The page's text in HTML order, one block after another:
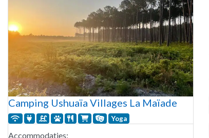
Camping Ushuaïa Villages La Maïade
Yoga
Accommodaties: